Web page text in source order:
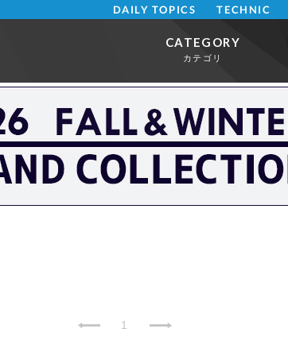
DAILY TOPICS TECHNIC
CATEGORY
カテゴリ
1